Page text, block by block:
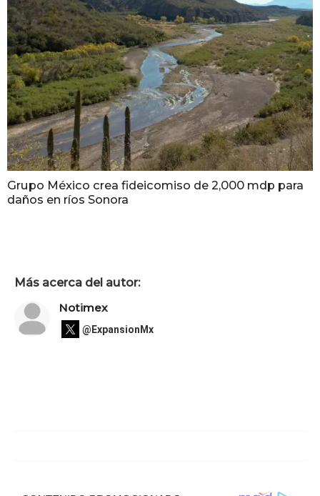
Grupo México crea fideicomiso de 2,000 mdp para
daños en ríos Sonora
Más acerca del autor:
Notimex
@ExpansionMx